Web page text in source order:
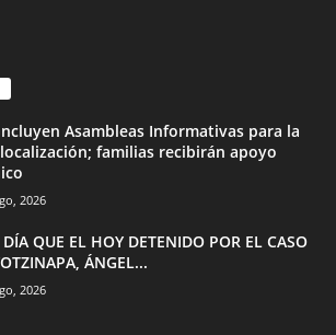
Asambleas Informativas para la
familias recibirán apoyo
2026
DÍA QUE EL HOY DETENIDO POR EL CASO
ÁNGEL...
2026